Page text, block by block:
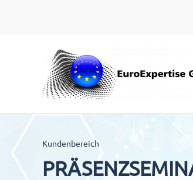
Kundenbereich